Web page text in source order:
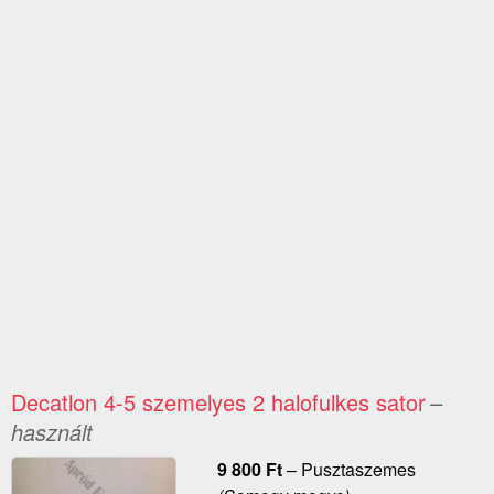
Decatlon 4-5 szemelyes 2 halofulkes sator–
használt
9 800 Ft– Pusztaszemes